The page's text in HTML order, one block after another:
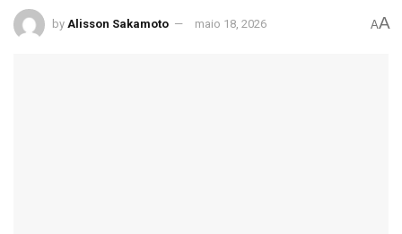
by Alisson Sakamoto maio 18, 2026 AA